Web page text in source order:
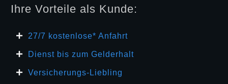
Ihre Vorteile als Kunde:
27/7 kosten lose* Anfahrt
Dienst bis zum Gelderhalt
Versicherungs-Liebling